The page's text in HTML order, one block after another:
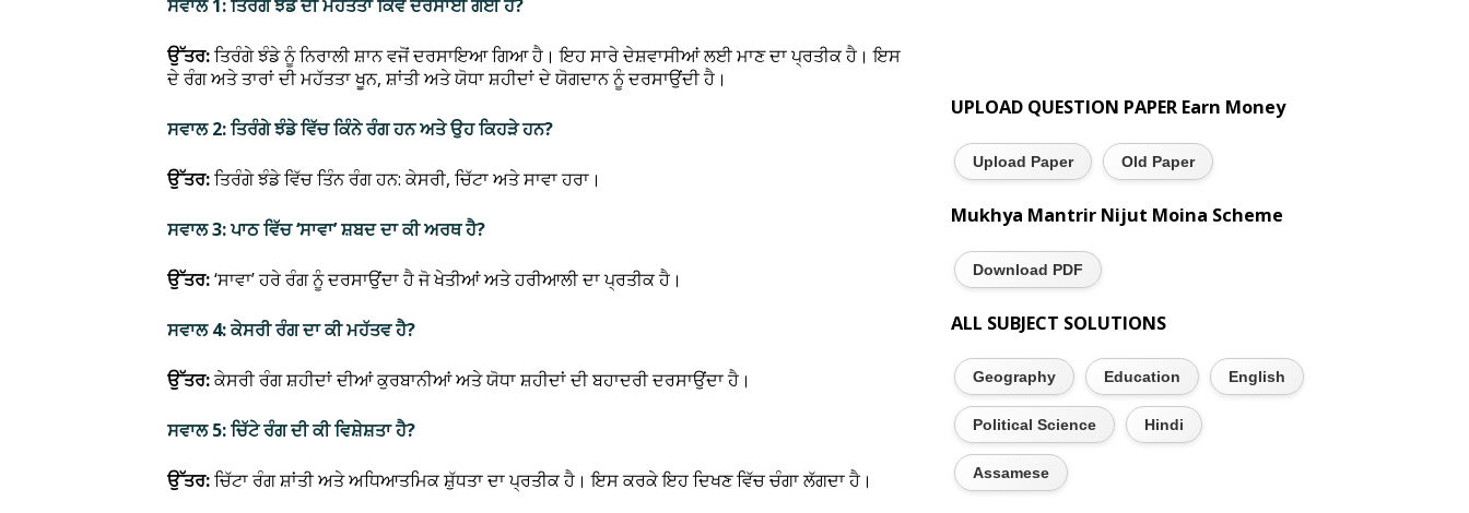
ਸਵਾਲ 1: ਤਿਰੰਗੇ ਝੰਡੇ ਦੀ ਮਹੱਤਤਾ ਕਿਵੇਂ ਦਰਸਾਈ ਗਈ ਹੈ?
ਉੱਤਰ:ਤਿਰੰਗੇ ਝੰਡੇ ਨੂੰ ਨਿਰਾਲੀ ਸ਼ਾਨ ਵਜੋਂ ਦਰਸਾਇਆ ਗਿਆ ਹੈ। ਇਹ ਸਾਰੇ ਦੇਸ਼ਵਾਸੀਆਂ ਲਈ ਮਾਣ ਦਾ ਪ੍ਰਤੀਕ ਹੈ। ਇਸ
ਦੇ ਰੰਗ ਅਤੇ ਤਾਰਾਂ ਦੀ ਮਹੱਤਤਾ ਖੂਨ, ਸ਼ਾਂਤੀ ਅਤੇ ਯੋਧਾ ਸ਼ਹੀਦਾਂ ਦੇ ਯੋਗਦਾਨ ਨੂੰ ਦਰਸਾਉਂਦੀ ਹੈ।
ਸਵਾਲ 2: ਤਿਰੰਗੇ ਝੰਡੇ ਵਿੱਚ ਕਿੰਨੇ ਰੰਗ ਹਨ ਅਤੇ ਉਹ ਕਿਹੜੇ ਹਨ?
ਉੱਤਰ:ਤਿਰੰਗੇ ਝੰਡੇ ਵਿੱਚ ਤਿੰਨ ਰੰਗ ਹਨ: ਕੇਸਰੀ, ਚਿੱਟਾ ਅਤੇ ਸਾਵਾ ਹਰਾ।
ਸਵਾਲ 3: ਪਾਠ ਵਿੱਚ ‘ਸਾਵਾ’ ਸ਼ਬਦ ਦਾ ਕੀ ਅਰਥ ਹੈ?
ਉੱਤਰ:‘ਸਾਵਾ’ ਹਰੇ ਰੰਗ ਨੂੰ ਦਰਸਾਉਂਦਾ ਹੈ ਜੋ ਖੇਤੀਆਂ ਅਤੇ ਹਰੀਆਲੀ ਦਾ ਪ੍ਰਤੀਕ ਹੈ।
ਸਵਾਲ 4: ਕੇਸਰੀ ਰੰਗ ਦਾ ਕੀ ਮਹੱਤਵ ਹੈ?
ਉੱਤਰ:ਕੇਸਰੀ ਰੰਗ ਸ਼ਹੀਦਾਂ ਦੀਆਂ ਕੁਰਬਾਨੀਆਂ ਅਤੇ ਯੋਧਾ ਸ਼ਹੀਦਾਂ ਦੀ ਬਹਾਦਰੀ ਦਰਸਾਉਂਦਾ ਹੈ।
ਸਵਾਲ 5: ਚਿੱਟੇ ਰੰਗ ਦੀ ਕੀ ਵਿਸ਼ੇਸ਼ਤਾ ਹੈ?
ਉੱਤਰ:ਚਿੱਟਾ ਰੰਗ ਸ਼ਾਂਤੀ ਅਤੇ ਅਧਿਆਤਮਿਕ ਸ਼ੁੱਧਤਾ ਦਾ ਪ੍ਰਤੀਕ ਹੈ। ਇਸ ਕਰਕੇ ਇਹ ਦਿਖਣ ਵਿੱਚ ਚੰਗਾ ਲੱਗਦਾ ਹੈ।
UPLOAD QUESTION PAPER Earn Money
Upload Paper Old Paper
Mukhya Mantrir Nijut Moina Scheme
Download PDF
ALL SUBJECT SOLUTIONS
Geography Education English
Political Science Hindi
Assamese